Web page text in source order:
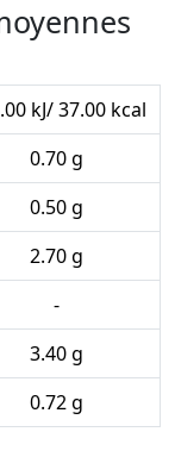
kJ/ 37.00 kcal
0.70 g
0.50 g
2.70 g
-
3.40 g
0.72 g